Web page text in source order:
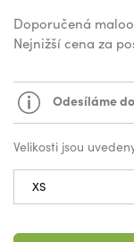
Doporučená
Nejnižší cena za
Odesíláme
Velikosti jsou